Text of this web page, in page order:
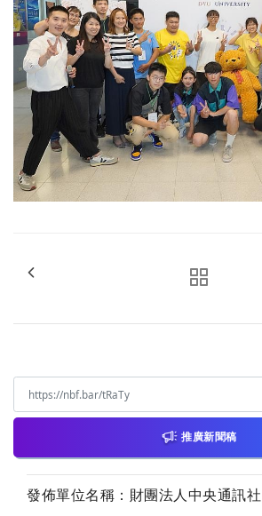
推廣新聞稿
發佈單位名稱：財團法人中央通訊社